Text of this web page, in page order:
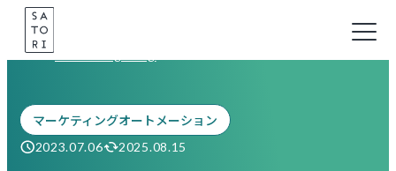
Skip
content
マーケティングオートメーション
2023.07.06 2025.08.15